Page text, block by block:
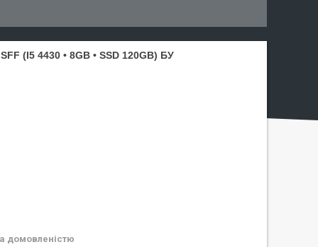
(I5 4430 • 8GB • SSD 120GB) БУ
домовленістю